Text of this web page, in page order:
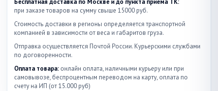
Бесплатная доставка по Москве и до пункта приема ТК:
при заказе товаров на сумму свыше 15000 руб.
Стоимость доставки в регионы определяется транспортной
компанией в зависимости от веса и габаритов груза.
Отправка осуществляется Почтой России. Курьерскими службами
по договоренности.
Оплата товара: онлайн оплата, наличными курьеру или при
самовывозе, беспроцентным переводом на карту, оплата по
счету на ИП (от 15.000 руб)